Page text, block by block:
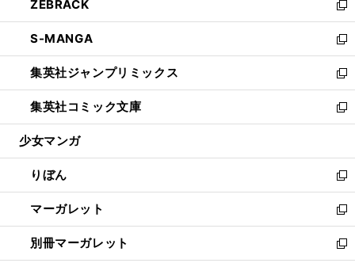
く
で
開
く
ド
ウ
で
開
く
ィ
ン
ド
ウ
で
開
く
い
ウ
ィ
ン
ド
ウ
で
開
ZEBRACK
新
し
い
ウ
ィ
ン
ド
ウ
開
く
S-MANGA
新
し
い
ウ
ィ
ン
ウ
で
開
く
集英社ジャンプリミックス
新
し
い
ウ
ン
ド
ウ
で
開
く
集英社コミック文庫
新
し
ウ
ィ
ン
ド
ウ
で
開
少女マンガ
りぼん
新
し
い
ウ
ィ
マーガレット
新
し
い
別冊マーガレット
新